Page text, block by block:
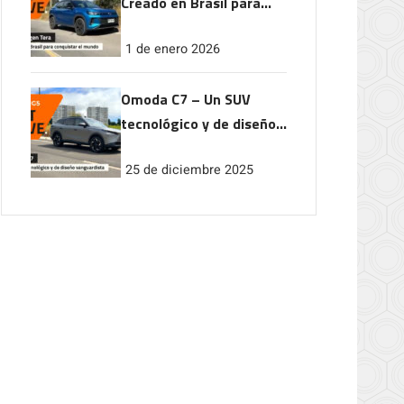
1 de enero 2026
Omoda C7 – Un SUV
tecnológico y de diseño
25 de diciembre 2025